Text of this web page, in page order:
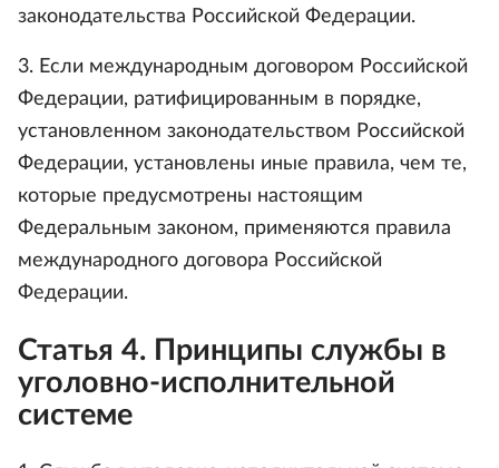
законодательства Российской Федерации.
3. Если международным договором Российской
Федерации, ратифицированным в порядке,
установленном законодательством Российской
Федерации, установлены иные правила, чем те,
которые предусмотрены настоящим
Федеральным законом, применяются правила
международного договора Российской
Федерации.
Статья 4. Принципы службы в
уголовно-исполнительной
системе